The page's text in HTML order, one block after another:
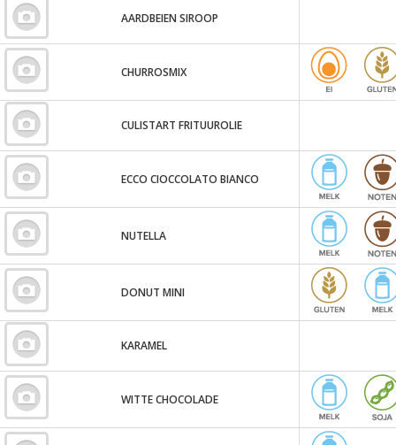
AARDBEIEN SIROOP
CHURROSMIX
CULISTART FRITUUROLIE
ECCO CIOCCOLATO BIANCO
NUTELLA
DONUT MINI
KARAMEL
WITTE CHOCOLADE